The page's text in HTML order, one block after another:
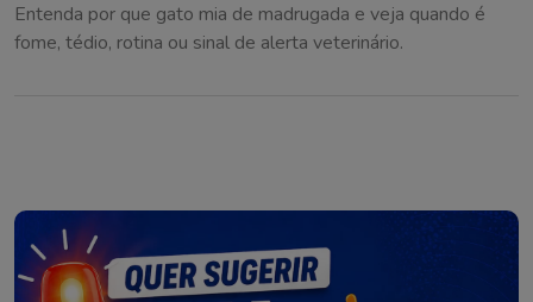
Entenda por que gato mia de madrugada e veja quando é
fome, tédio, rotina ou sinal de alerta veterinário.